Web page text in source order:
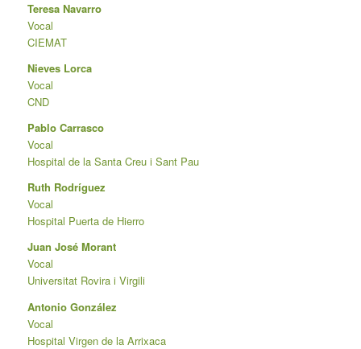
Teresa Navarro
Vocal
CIEMAT
Nieves Lorca
Vocal
CND
Pablo Carrasco
Vocal
Hospital de la Santa Creu i Sant Pau
Ruth Rodríguez
Vocal
Hospital Puerta de Hierro
Juan José Morant
Vocal
Universitat Rovira i Virgili
Antonio González
Vocal
Hospital Virgen de la Arrixaca